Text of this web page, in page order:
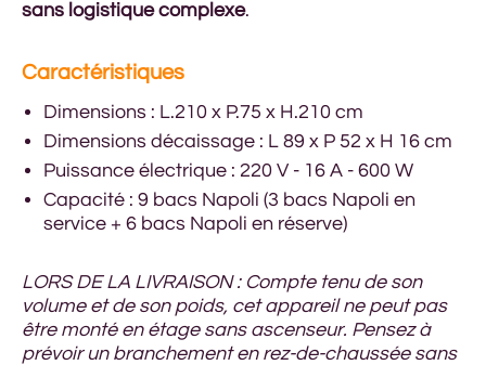
sans logistique complexe.
Caractéristiques
Dimensions : L.210 x P.75 x H.210 cm
Dimensions décaissage : L 89 x P 52 x H 16 cm
Puissance électrique : 220 V - 16 A - 600 W
Capacité : 9 bacs Napoli (3 bacs Napoli en
service + 6 bacs Napoli en réserve)
LORS DE LA LIVRAISON : Compte tenu de son
volume et de son poids, cet appareil ne peut pas
être monté en étage sans ascenseur. Pensez à
prévoir un branchement en rez-de-chaussée sans